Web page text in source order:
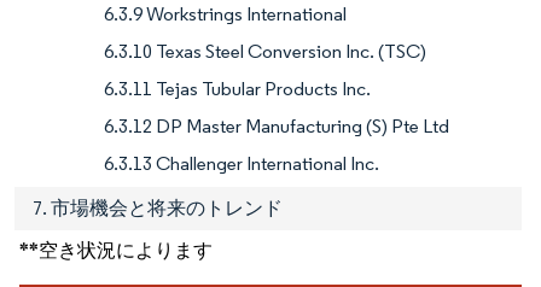
6.3.9 Workstrings International
6.3.10 Texas Steel Conversion Inc. (TSC)
6.3.11 Tejas Tubular Products Inc.
6.3.12 DP Master Manufacturing (S) Pte Ltd
6.3.13 Challenger International Inc.
7. 市場機会と将来のトレンド
**空き状況によります